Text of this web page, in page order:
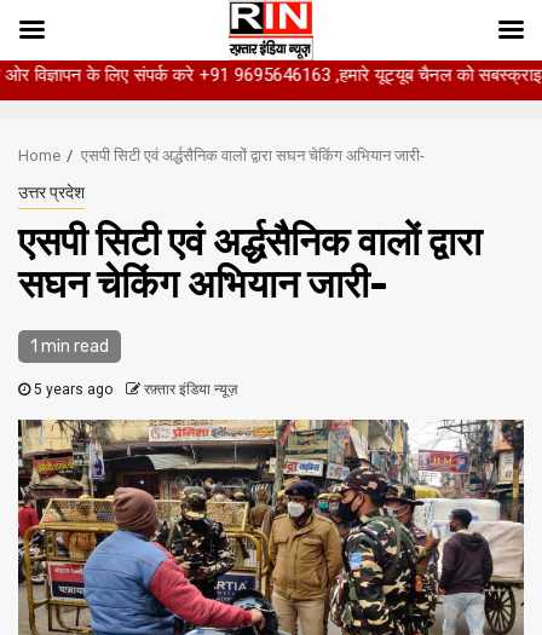
के लिए संपर्क करे +91 9695646163 ,हमारे यूट्यूब चैनल को सबस्क्राइब करें,
content
Home एसपी सिटी एवं अर्द्धसैनिक वालों द्वारा सघन चेकिंग अभियान जारी-
उत्तर प्रदेश
एसपी सिटी एवं अर्द्धसैनिक वालों द्वारा
सघन चेकिंग अभियान जारी-
1 min read
5 years ago रफ़्तार इंडिया न्यूज़